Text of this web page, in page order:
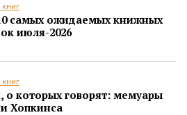
самых ожидаемых книжных
июля-2026
о которых говорят: мемуары
Хопкинса